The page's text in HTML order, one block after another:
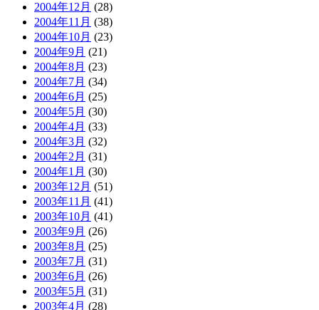
2004年12月 (28)
2004年11月 (38)
2004年10月 (23)
2004年9月 (21)
2004年8月 (23)
2004年7月 (34)
2004年6月 (25)
2004年5月 (30)
2004年4月 (33)
2004年3月 (32)
2004年2月 (31)
2004年1月 (30)
2003年12月 (51)
2003年11月 (41)
2003年10月 (41)
2003年9月 (26)
2003年8月 (25)
2003年7月 (31)
2003年6月 (26)
2003年5月 (31)
2003年4月 (28)